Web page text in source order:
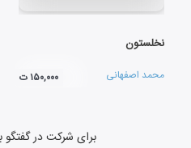
نخلستون
محمد اصفهانی ۱۵۰,۰۰۰ ت
برای شرکت در گفتگو